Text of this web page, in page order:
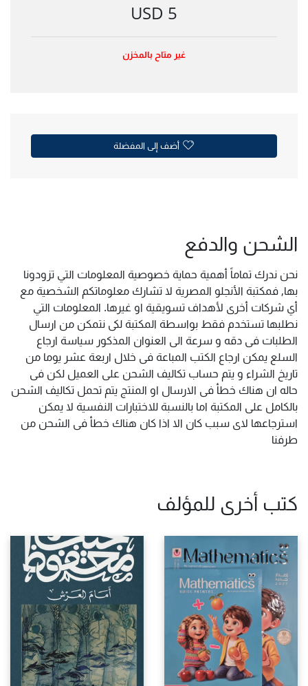
5 USD
غير متاح بالمخزن
أضف إلى المفضلة
الشحن والدفع
نحن ندرك تماماً أهمية حماية خصوصية المعلومات التي تزودونا
بها, فمكتبة الأنجلو المصرية لا تشارك معلوماتكم الشخصية مع
أي شركات أخرى لأهداف تسويقية او غيرها. المعلومات التي
نطلبها تستخدم فقط بواسطة المكتبة لكى نتمكن من ارسال
الطلبات فى دقه و سرعة الى العنوان المذكور سياسة ارجاع
السلع يمكن ارجاع الكتب المباعة فى خلال اربعة عشر يوما من
تاريخ الشراء و يتم حساب تكاليف الشحن على العميل لكن فى
حاله ان هناك خطأ فى الارسال او المنتج يتم تحمل تكاليف الشحن
بالكامل على المكتبة اما بالنسبة للاختبارات النفسية لا يمكن
استرجاعها لاى سبب كان الا اذا كان هناك خطأ فى الشحن من
طرفنا
كتب أخرى للمؤلف